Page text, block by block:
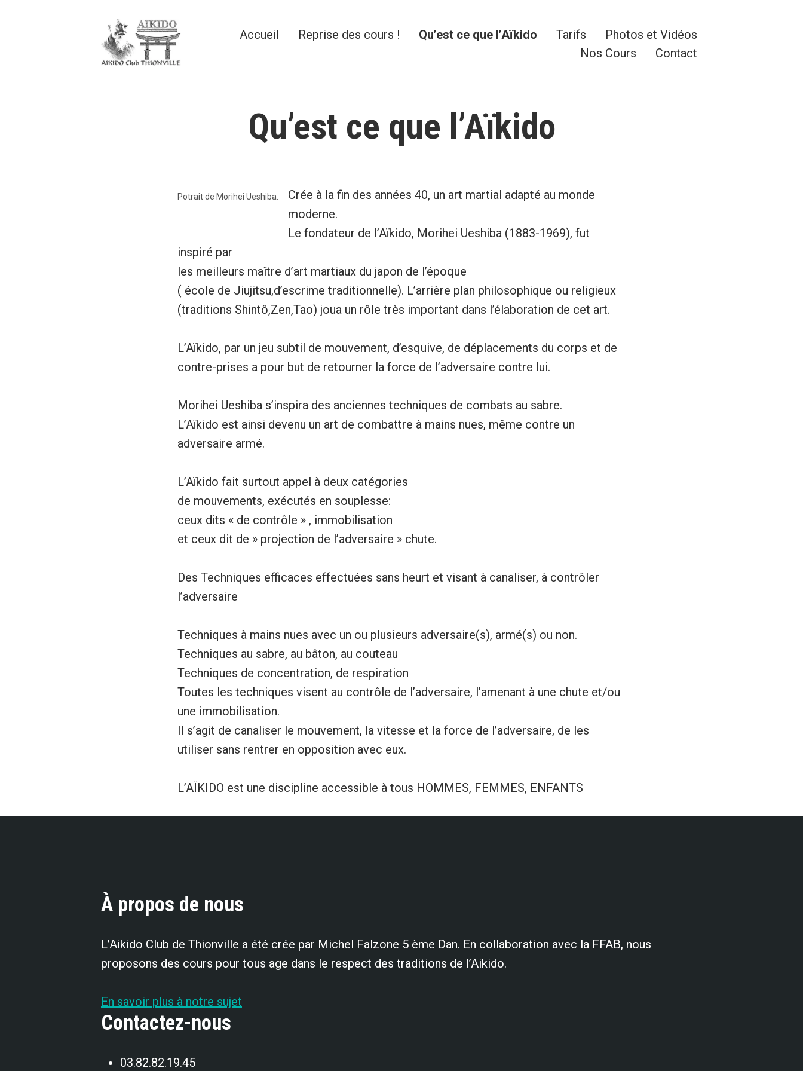
Accueil Reprise des cours ! Qu’est ce que l’Aïkido Tarifs
Photos et Vidéos
Nos Cours
Contact
Qu’est ce que l’Aïkido
Potrait de Morihei Ueshiba.
Crée à la fin des années 40, un art martial adapté au monde
moderne.
Le fondateur de l’Aïkido, Morihei Ueshiba (1883-1969), fut
inspiré par
les meilleurs maître d’art martiaux du japon de l’époque
( école de Jiujitsu,d’escrime traditionnelle). L’arrière plan philosophique ou religieux
(traditions Shintô,Zen,Tao) joua un rôle très important dans l’élaboration de cet art.
L’Aïkido, par un jeu subtil de mouvement, d’esquive, de déplacements du corps et de
contre-prises a pour but de retourner la force de l’adversaire contre lui.
Morihei Ueshiba s’inspira des anciennes techniques de combats au sabre.
L’Aïkido est ainsi devenu un art de combattre à mains nues, même contre un
adversaire armé.
L’Aïkido fait surtout appel à deux catégories
de mouvements, exécutés en souplesse:
ceux dits « de contrôle » , immobilisation
et ceux dit de » projection de l’adversaire » chute.
Des Techniques efficaces effectuées sans heurt et visant à canaliser, à contrôler
l’adversaire
Techniques à mains nues avec un ou plusieurs adversaire(s), armé(s) ou non.
Techniques au sabre, au bâton, au couteau
Techniques de concentration, de respiration
Toutes les techniques visent au contrôle de l’adversaire, l’amenant à une chute et/ou
une immobilisation.
Il s’agit de canaliser le mouvement, la vitesse et la force de l’adversaire, de les
utiliser sans rentrer en opposition avec eux.
L’AÏKIDO est une discipline accessible à tous HOMMES, FEMMES, ENFANTS
À propos de nous
L’Aikido Club de Thionville a été crée par Michel Falzone 5 ème Dan. En collaboration avec la FFAB, nous
proposons des cours pour tous age dans le respect des traditions de l’Aikido.
En savoir plus à notre sujet
Contactez-nous
03.82.82.19.45